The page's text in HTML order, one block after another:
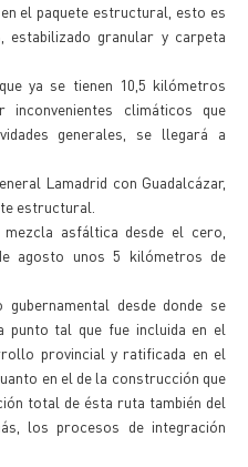
el paquete estructural, esto es
granular y carpeta
ya se tienen 10,5 kilómetros
climáticos que
generales, se llegará a
Lamadrid con Guadalcázar,
estructural.
asfáltica desde el cero,
agosto unos 5 kilómetros de
desde donde se
punto tal que fue incluida en el
provincial y ratificada en el
en el de la construcción que
total de ésta ruta también del
los procesos de integración